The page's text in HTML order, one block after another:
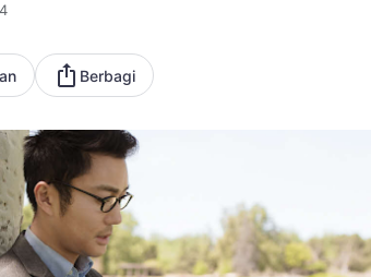
Berbagi